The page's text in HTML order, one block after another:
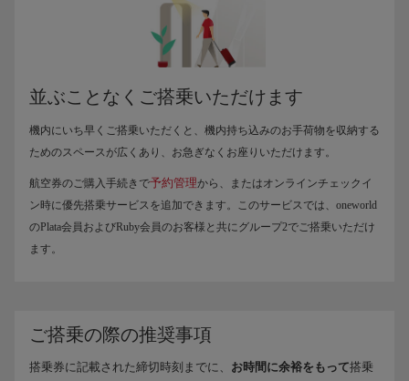
並ぶことなくご搭乗いただけます
機内にいち早くご搭乗いただくと、機内持ち込みのお手荷物を収納する
ためのスペースが広くあり、お急ぎなくお座りいただけます。
航空券のご購入手続きで予約管理から、またはオンラインチェックイ
ン時に優先搭乗サービスを追加できます。このサービスでは、oneworld
のPlata会員およびRuby会員のお客様と共にグループ2でご搭乗いただけ
ます。
ご搭乗の際の推奨事項
搭乗券に記載された締切時刻までに、 お時間に余裕をもって搭乗